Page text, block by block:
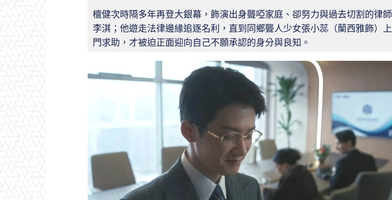
檀健次時隔多年再登大銀幕，飾演出身聾啞家庭、卻努力與過去切割的律師
李淇；他遊走法律邊緣追逐名利，直到同鄉聾人少女張小蕊（蘭西雅飾）上
門求助，才被迫正面迎向自己不願承認的身分與良知。